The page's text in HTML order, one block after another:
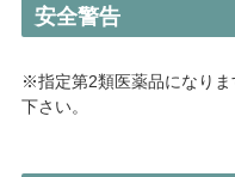
安全警告
※指定第2類医薬品になり
下さい。